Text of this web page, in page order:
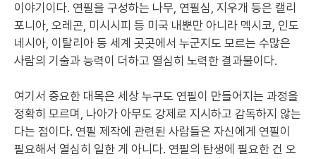
이야기이다. 연필을 구성하는 나무, 연필심, 지우개 등은 캘리
포니아, 오레곤, 미시시피 등 미국 내뿐만 아니라 멕시코, 인도
네시아, 이탈리아 등 세계 곳곳에서 누군지도 모르는 수많은
사람의 기술과 능력이 더하고 열심히 노력한 결과물이다.
여기서 중요한 대목은 세상 누구도 연필이 만들어지는 과정을
정확히 모르며, 나아가 아무도 강제로 지시하고 감독하지 않는
다는 점이다. 연필 제작에 관련된 사람들은 자신에게 연필이
필요해서 열심히 일한 게 아니다. 연필의 탄생에 필요한 건 오